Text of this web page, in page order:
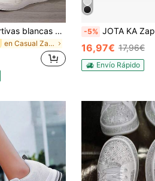
Zapatillas deportivas blancas de mujer con puntera redonda, diseño calado y transpirable, con cordones
en Casual Zapatillas de mujer con cuña
-5% JOTA KA Zapatillas Mujer Moda Cómodas – Diseño Elegante y Ligero, Transpirables, Estilo
16,97€ 17,96€
Envío Rápido